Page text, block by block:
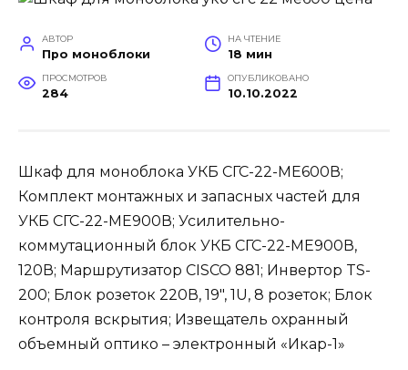
АВТОР
Про моноблоки
НА ЧТЕНИЕ
18 мин
ПРОСМОТРОВ
284
ОПУБЛИКОВАНО
10.10.2022
Шкаф для моноблока УКБ СГС-22-МЕ600В;
Комплект монтажных и запасных частей для
УКБ СГС-22-МЕ900В; Усилительно-
коммутационный блок УКБ СГС-22-МЕ900В,
120В; Маршрутизатор CISCO 881; Инвертор TS-
200; Блок розеток 220В, 19″, 1U, 8 розеток; Блок
контроля вскрытия; Извещатель охранный
объемный оптико – электронный «Икар-1»